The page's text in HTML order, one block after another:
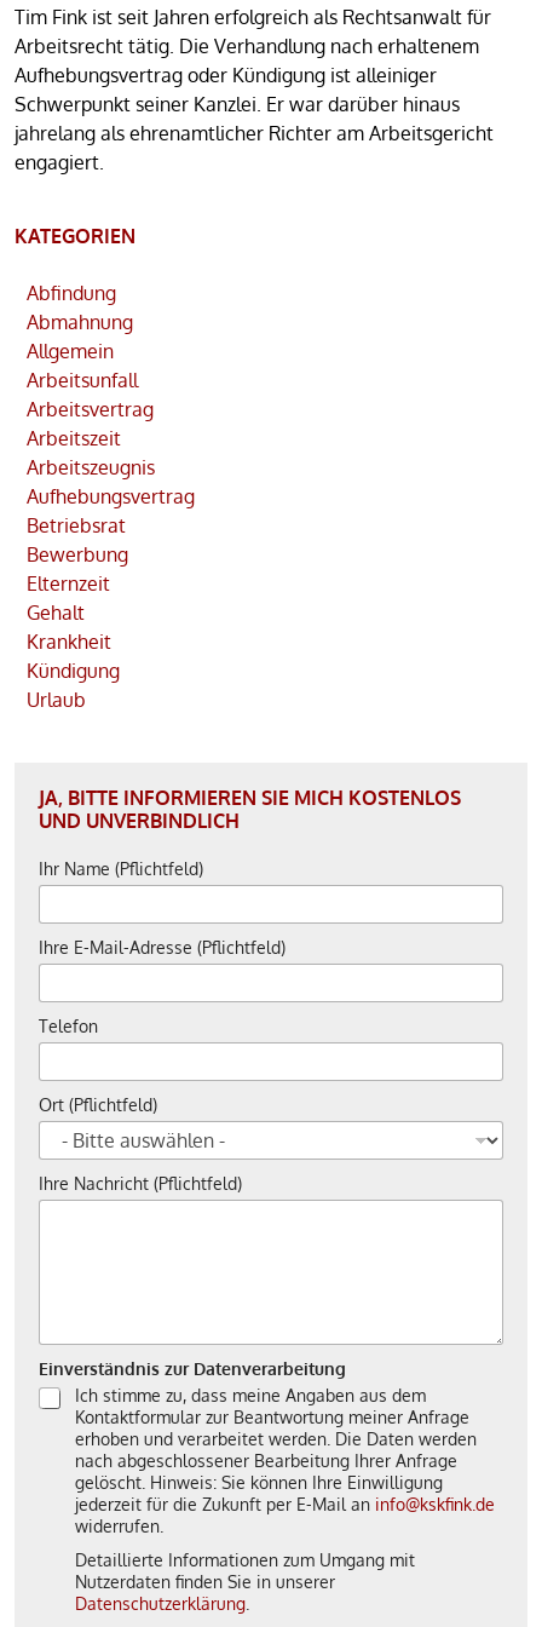
Tim Fink ist seit Jahren erfolgreich als Rechtsanwalt für
Arbeitsrecht tätig. Die Verhandlung nach erhaltenem
Aufhebungsvertrag oder Kündigung ist alleiniger
Schwerpunkt seiner Kanzlei. Er war darüber hinaus
jahrelang als ehrenamtlicher Richter am Arbeitsgericht
engagiert.
KATEGORIEN
Abfindung
Abmahnung
Allgemein
Arbeitsunfall
Arbeitsvertrag
Arbeitszeit
Arbeitszeugnis
Aufhebungsvertrag
Betriebsrat
Bewerbung
Elternzeit
Gehalt
Krankheit
Kündigung
Urlaub
JA, BITTE INFORMIEREN SIE MICH KOSTENLOS
UND UNVERBINDLICH
Ihr Name (Pflichtfeld)
Ihre E-Mail-Adresse (Pflichtfeld)
Telefon
Ort (Pflichtfeld)
Ihre Nachricht (Pflichtfeld)
Einverständnis zur Datenverarbeitung
Ich stimme zu, dass meine Angaben aus dem
Kontaktformular zur Beantwortung meiner Anfrage
erhoben und verarbeitet werden. Die Daten werden
nach abgeschlossener Bearbeitung Ihrer Anfrage
gelöscht. Hinweis: Sie können Ihre Einwilligung
jederzeit für die Zukunft per E-Mail an info@kskfink.de
widerrufen.
Detaillierte Informationen zum Umgang mit
Nutzerdaten finden Sie in unserer
Datenschutzerklärung